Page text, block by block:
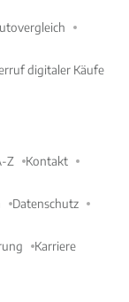
digitaler Käufe
Z Kontakt
Datenschutz
Karriere